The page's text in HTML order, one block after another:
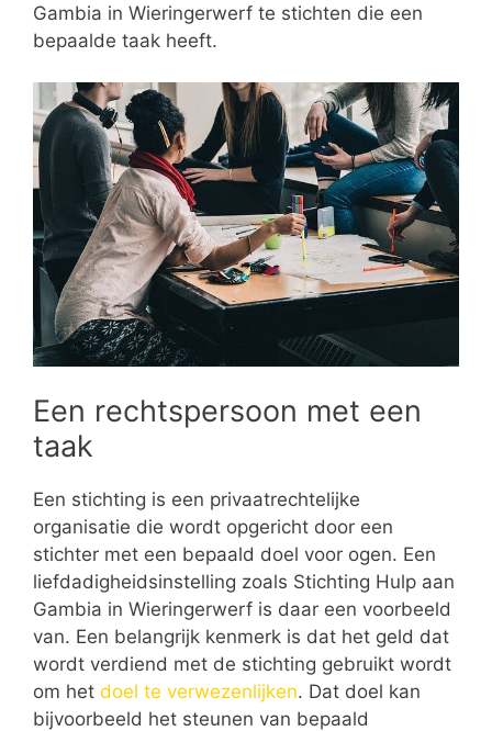
Gambia in Wieringerwerf te stichten die een
bepaalde taak heeft.
Een rechtspersoon met een
taak
Een stichting is een privaatrechtelijke
organisatie die wordt opgericht door een
stichter met een bepaald doel voor ogen. Een
liefdadigheidsinstelling zoals Stichting Hulp aan
Gambia in Wieringerwerf is daar een voorbeeld
van. Een belangrijk kenmerk is dat het geld dat
wordt verdiend met de stichting gebruikt wordt
om het doel te verwezenlijken. Dat doel kan
bijvoorbeeld het steunen van bepaald